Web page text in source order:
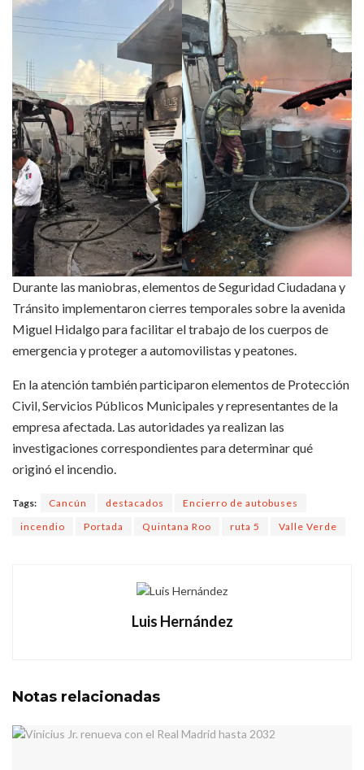
Durante las maniobras, elementos de Seguridad Ciudadana y
Tránsito implementaron cierres temporales sobre la avenida
Miguel Hidalgo para facilitar el trabajo de los cuerpos de
emergencia y proteger a automovilistas y peatones.
En la atención también participaron elementos de Protección
Civil, Servicios Públicos Municipales y representantes de la
empresa afectada. Las autoridades ya realizan las
investigaciones correspondientes para determinar qué
originó el incendio.
Tags: Cancún destacados
Encierro de autobuses
incendio
Portada Quintana Roo ruta 5 Valle Verde
Luis Hernández
Notas relacionadas